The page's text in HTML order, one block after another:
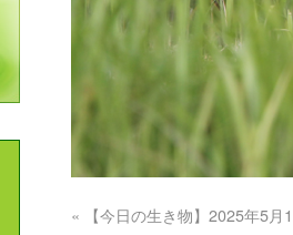
« 【今日の生き物】2025年5月